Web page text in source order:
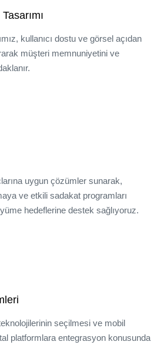
kullanıcı dostu ve görsel açıdan
müşteri memnuniyetini ve
uygun çözümler sunarak,
ve etkili sadakat programları
hedeflerine destek sağlıyoruz.
seçilmesi ve mobil
platformlara entegrasyon konusunda